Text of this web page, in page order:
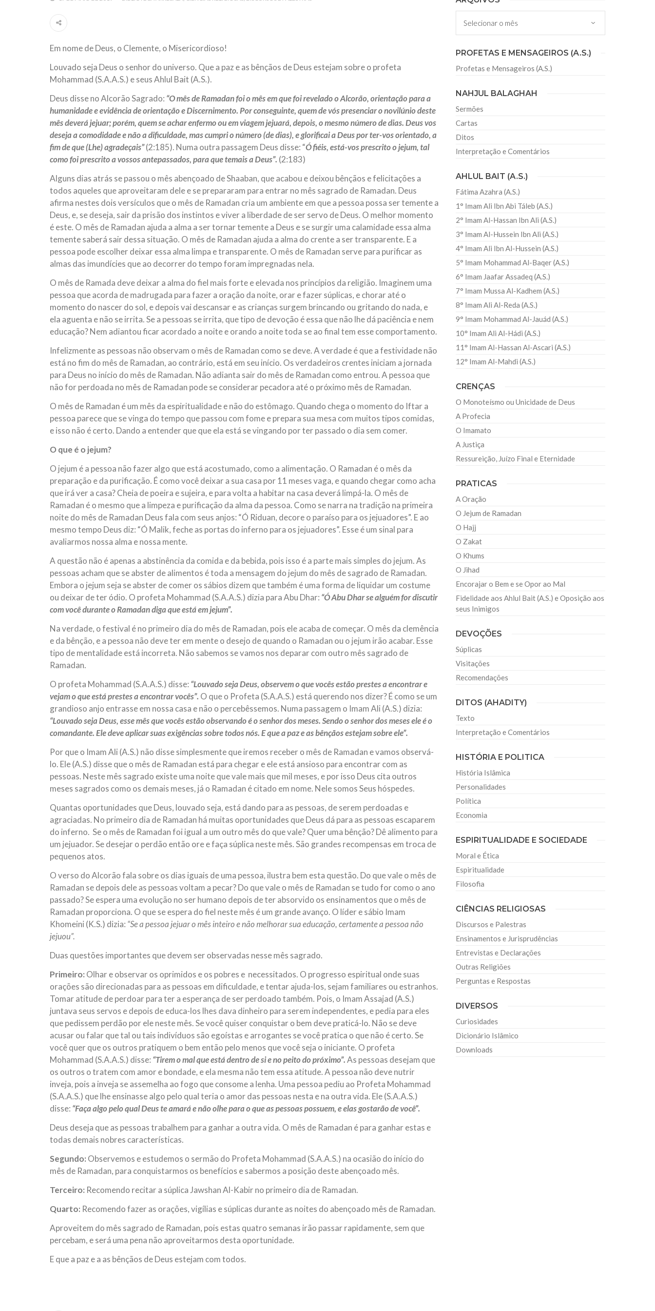
Hejrita. Desejamos a todos os irmãos e irmãs um novo
10 DE NOVEMBRO DE 2013
Em nome de Deus, o Clemente, o Misericordioso! Diante da data em que
relembramos o martírio do quarto Imam dos muçulmanos, o Imam Ali Ibn Al-
Hussein Ibn Ali Ibn Abi Táleb (A.S.), conhecido por “Zein Al-Ábidin” (Formosura
Centro Islâmico no Brasil recebe o ex-ministro das
Na noite da quinta-feira, 03 de Abril, o Centro Islâmico no Brasil recebeu em sua
sede, em São Paulo, o ex-ministro das Relações Exteriores da República Islâmica
do Irã, Sr. Kamal Kharrazi, que encontra-se visitando
Em nome de Deus, o Clemente, o Misericordioso!
Louvado seja Deus o senhor do universo. Que a paz e as bênçãos de Deus estejam sobre o profeta
Mohammad (S.A.A.S.) e seus Ahlul Bait (A.S.).
Deus disse no Alcorão Sagrado: “O mês de Ramadan foi o mês em que foi revelado o Alcorão, orientação para a
humanidade e evidência de orientação e Discernimento. Por conseguinte, quem de vós presenciar o novilúnio deste
mês deverá jejuar; porém, quem se achar enfermo ou em viagem jejuará, depois, o mesmo número de dias. Deus vos
deseja a comodidade e não a dificuldade, mas cumpri o número (de dias), e glorificai a Deus por ter-vos orientado, a
fim de que (Lhe) agradeçais”(2:185). Numa outra passagem Deus disse: “Ó fiéis, está-vos prescrito o jejum, tal
como foi prescrito a vossos antepassados, para que temais a Deus”. (2:183)
Alguns dias atrás se passou o mês abençoado de Shaaban, que acabou e deixou bênçãos e felicitações a
todos aqueles que aproveitaram dele e se prepararam para entrar no mês sagrado de Ramadan. Deus
afirma nestes dois versículos que o mês de Ramadan cria um ambiente em que a pessoa possa ser temente a
Deus, e, se deseja, sair da prisão dos instintos e viver a liberdade de ser servo de Deus. O melhor momento
é este. O mês de Ramadan ajuda a alma a ser tornar temente a Deus e se surgir uma calamidade essa alma
temente saberá sair dessa situação. O mês de Ramadan ajuda a alma do crente a ser transparente. E a
pessoa pode escolher deixar essa alma limpa e transparente. O mês de Ramadan serve para purificar as
almas das imundícies que ao decorrer do tempo foram impregnadas nela.
O mês de Ramada deve deixar a alma do fiel mais forte e elevada nos princípios da religião. Imaginem uma
pessoa que acorda de madrugada para fazer a oração da noite, orar e fazer súplicas, e chorar até o
momento do nascer do sol, e depois vai descansar e as crianças surgem brincando ou gritando do nada, e
ela aguenta e não se irrita. Se a pessoas se irrita, que tipo de devoção é essa que não lhe dá paciência e nem
educação? Nem adiantou ficar acordado a noite e orando a noite toda se ao final tem esse comportamento.
Infelizmente as pessoas não observam o mês de Ramadan como se deve. A verdade é que a festividade não
está no fim do mês de Ramadan, ao contrário, está em seu início. Os verdadeiros crentes iniciam a jornada
para Deus no início do mês de Ramadan. Não adianta sair do mês de Ramadan como entrou. A pessoa que
não for perdoada no mês de Ramadan pode se considerar pecadora até o próximo mês de Ramadan.
O mês de Ramadan é um mês da espiritualidade e não do estômago. Quando chega o momento do Iftar a
pessoa parece que se vinga do tempo que passou com fome e prepara sua mesa com muitos tipos comidas,
e isso não é certo. Dando a entender que que ela está se vingando por ter passado o dia sem comer.
O que é o jejum?
O jejum é a pessoa não fazer algo que está acostumado, como a alimentação. O Ramadan é o mês da
preparação e da purificação. É como você deixar a sua casa por 11 meses vaga, e quando chegar como acha
que irá ver a casa? Cheia de poeira e sujeira, e para volta a habitar na casa deverá limpá-la. O mês de
Ramadan é o mesmo que a limpeza e purificação da alma da pessoa. Como se narra na tradição na primeira
noite do mês de Ramadan Deus fala com seus anjos: “Ó Riduan, decore o paraíso para os jejuadores”. E ao
mesmo tempo Deus diz: “Ó Malik, feche as portas do inferno para os jejuadores”. Esse é um sinal para
avaliarmos nossa alma e nossa mente.
A questão não é apenas a abstinência da comida e da bebida, pois isso é a parte mais simples do jejum. As
pessoas acham que se abster de alimentos é toda a mensagem do jejum do mês de sagrado de Ramadan.
Embora o jejum seja se abster de comer os sábios dizem que também é uma forma de liquidar um costume
ou deixar de ter ódio. O profeta Mohammad (S.A.A.S.) dizia para Abu Dhar: “Ó Abu Dhar se alguém for discutir
com você durante o Ramadan diga que está em jejum”.
Na verdade, o festival é no primeiro dia do mês de Ramadan, pois ele acaba de começar. O mês da clemência
e da bênção, e a pessoa não deve ter em mente o desejo de quando o Ramadan ou o jejum irão acabar. Esse
tipo de mentalidade está incorreta. Não sabemos se vamos nos deparar com outro mês sagrado de
Ramadan.
O profeta Mohammad (S.A.A.S.) disse: “Louvado seja Deus, observem o que vocês estão prestes a encontrar e
vejam o que está prestes a encontrar vocês”. O que o Profeta (S.A.A.S.) está querendo nos dizer? É como se um
grandioso anjo entrasse em nossa casa e não o percebêssemos. Numa passagem o Imam Ali (A.S.) dizia:
“Louvado seja Deus, esse mês que vocês estão observando é o senhor dos meses. Sendo o senhor dos meses ele é o
comandante. Ele deve aplicar suas exigências sobre todos nós. E que a paz e as bênçãos estejam sobre ele”.
Por que o Imam Ali (A.S.) não disse simplesmente que iremos receber o mês de Ramadan e vamos observá-
lo. Ele (A.S.) disse que o mês de Ramadan está para chegar e ele está ansioso para encontrar com as
pessoas. Neste mês sagrado existe uma noite que vale mais que mil meses, e por isso Deus cita outros
meses sagrados como os demais meses, já o Ramadan é citado em nome. Nele somos Seus hóspedes.
Quantas oportunidades que Deus, louvado seja, está dando para as pessoas, de serem perdoadas e
agraciadas. No primeiro dia de Ramadan há muitas oportunidades que Deus dá para as pessoas escaparem
do inferno. Se o mês de Ramadan foi igual a um outro mês do que vale? Quer uma bênção? Dê alimento para
um jejuador. Se desejar o perdão então ore e faça súplica neste mês. São grandes recompensas em troca de
pequenos atos.
O verso do Alcorão fala sobre os dias iguais de uma pessoa, ilustra bem esta questão. Do que vale o mês de
Ramadan se depois dele as pessoas voltam a pecar? Do que vale o mês de Ramadan se tudo for como o ano
passado? Se espera uma evolução no ser humano depois de ter absorvido os ensinamentos que o mês de
Ramadan proporciona. O que se espera do fiel neste mês é um grande avanço. O líder e sábio Imam
Khomeini (K.S.) dizia: “Se a pessoa jejuar o mês inteiro e não melhorar sua educação, certamente a pessoa não
jejuou”.
Duas questões importantes que devem ser observadas nesse mês sagrado.
Primeiro: Olhar e observar os oprimidos e os pobres e necessitados. O progresso espiritual onde suas
orações são direcionadas para as pessoas em dificuldade, e tentar ajuda-los, sejam familiares ou estranhos.
Tomar atitude de perdoar para ter a esperança de ser perdoado também. Pois, o Imam Assajad (A.S.)
juntava seus servos e depois de educa-los lhes dava dinheiro para serem independentes, e pedia para eles
que pedissem perdão por ele neste mês. Se você quiser conquistar o bem deve praticá-lo. Não se deve
acusar ou falar que tal ou tais indivíduos são egoístas e arrogantes se você pratica o que não é certo. Se
você quer que os outros pratiquem o bem então pelo menos que você seja o iniciante. O profeta
Mohammad (S.A.A.S.) disse: “Tirem o mal que está dentro de si e no peito do próximo”.As pessoas desejam que
os outros o tratem com amor e bondade, e ela mesma não tem essa atitude. A pessoa não deve nutrir
inveja, pois a inveja se assemelha ao fogo que consome a lenha. Uma pessoa pediu ao Profeta Mohammad
(S.A.A.S.) que lhe ensinasse algo pelo qual teria o amor das pessoas nesta e na outra vida. Ele (S.A.A.S.)
disse: “Faça algo pelo qual Deus te amará e não olhe para o que as pessoas possuem, e elas gostarão de você”.
Deus deseja que as pessoas trabalhem para ganhar a outra vida. O mês de Ramadan é para ganhar estas e
todas demais nobres características.
Segundo: Observemos e estudemos o sermão do Profeta Mohammad (S.A.A.S.) na ocasião do início do
mês de Ramadan, para conquistarmos os benefícios e sabermos a posição deste abençoado mês.
Terceiro: Recomendo recitar a súplica Jawshan Al-Kabir no primeiro dia de Ramadan.
Quarto: Recomendo fazer as orações, vigílias e súplicas durante as noites do abençoado mês de Ramadan.
Aproveitem do mês sagrado de Ramadan, pois estas quatro semanas irão passar rapidamente, sem que
percebam, e será uma pena não aproveitarmos desta oportunidade.
E que a paz e a as bênçãos de Deus estejam com todos.
Arquivos
PROFETAS E MENSAGEIROS (A.S.)
Profetas e Mensageiros (A.S.)
NAHJUL BALAGHAH
Sermões
Cartas
Ditos
Interpretação e Comentários
AHLUL BAIT (A.S.)
Fátima Azahra (A.S.)
1° Imam Ali Ibn Abi Táleb (A.S.)
2° Imam Al-Hassan Ibn Ali (A.S.)
3° Imam Al-Hussein Ibn Ali (A.S.)
4° Imam Ali Ibn Al-Hussein (A.S.)
5° Imam Mohammad Al-Baqer (A.S.)
6° Imam Jaafar Assadeq (A.S.)
7° Imam Mussa Al-Kadhem (A.S.)
8° Imam Ali Al-Reda (A.S.)
9° Imam Mohammad Al-Jauád (A.S.)
10° Imam Ali Al-Hádi (A.S.)
11° Imam Al-Hassan Al-Ascari (A.S.)
12° Imam Al-Mahdi (A.S.)
CRENÇAS
O Monoteísmo ou Unicidade de Deus
A Profecia
O Imamato
A Justiça
Ressureição, Juízo Final e Eternidade
PRATICAS
A Oração
O Jejum de Ramadan
O Hajj
O Zakat
O Khums
O Jihad
Encorajar o Bem e se Opor ao Mal
Fidelidade aos Ahlul Bait (A.S.) e Oposição aos
seus Inimigos
DEVOÇÕES
Súplicas
Visitações
Recomendações
DITOS (AHADITY)
Texto
Interpretação e Comentários
HISTÓRIA E POLITICA
História Islâmica
Personalidades
Política
Economia
ESPIRITUALIDADE E SOCIEDADE
Moral e Ética
Espiritualidade
Filosofia
CIÊNCIAS RELIGIOSAS
Discursos e Palestras
Ensinamentos e Jurisprudências
Entrevistas e Declarações
Outras Religiões
Perguntas e Respostas
DIVERSOS
Curiosidades
Dicionário Islâmico
Downloads